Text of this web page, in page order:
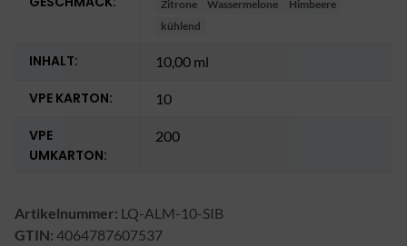
Zitrone Wassermelone
Himbeere
kühlend
INHALT: 10,00 ml
VPE KARTON: 10
VPE
UMKARTON:
200
Artikelnummer: LQ-ALM-10-SIB
GTIN: 4064787607537